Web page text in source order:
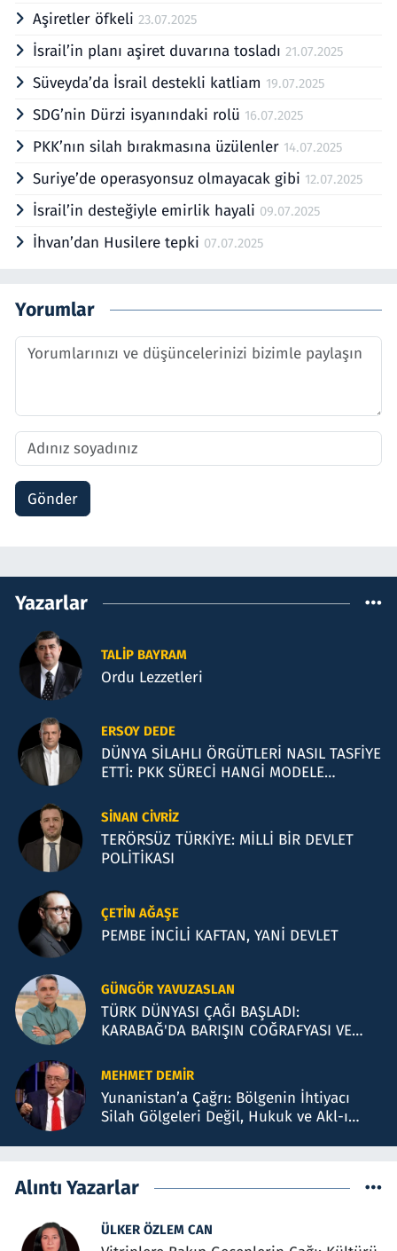
Aşiretler öfkeli 23.07.2025
İsrail’in planı aşiret duvarına tosladı 21.07.2025
Süveyda’da İsrail destekli katliam 19.07.2025
SDG’nin Dürzi isyanındaki rolü 16.07.2025
PKK’nın silah bırakmasına üzülenler 14.07.2025
Suriye’de operasyonsuz olmayacak gibi 12.07.2025
İsrail’in desteğiyle emirlik hayali 09.07.2025
İhvan’dan Husilere tepki 07.07.2025
Yorumlar
Gönder
Yazarlar
TALIP BAYRAM
Ordu Lezzetleri
ERSOY DEDE
DÜNYA SİLAHLI ÖRGÜTLERİ NASIL TASFİYE
ETTİ: PKK SÜRECİ HANGİ MODELE
SINAN CIVRIZ
TERÖRSÜZ TÜRKİYE: MİLLİ BİR DEVLET
POLİTİKASI
ÇETIN AĞAŞE
PEMBE İNCİLİ KAFTAN, YANİ DEVLET
GÜNGÖR YAVUZASLAN
TÜRK DÜNYASI ÇAĞI BAŞLADI:
KARABAĞ'DA BARIŞIN COĞRAFYASI VE
MEHMET DEMIR
Yunanistan’a Çağrı: Bölgenin İhtiyacı
Silah Gölgeleri Değil, Hukuk ve Akl-ı
Alıntı Yazarlar
ÜLKER ÖZLEM CAN